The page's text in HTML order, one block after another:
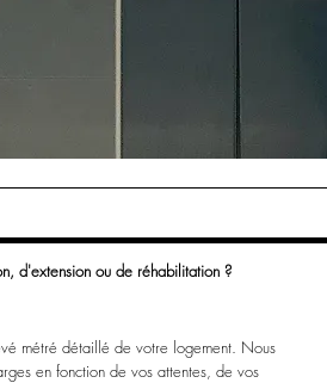
d'extension ou de réhabilitation ?
métré détaillé de votre logement. Nous
en fonction de vos attentes, de vos